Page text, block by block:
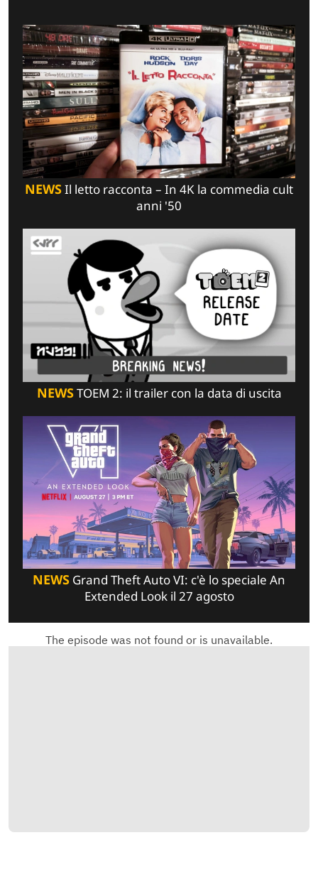
NEWSIl letto racconta – In 4K la commedia cult
anni '50
NEWSTOEM 2: il trailer con la data di uscita
NEWS Grand Theft Auto VI: c'è lo speciale An
Extended Look il 27 agosto